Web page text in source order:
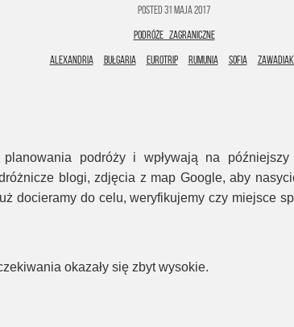
Posted 31 maja 2017
PODRÓŻE ZAGRANICZNE
ALEXANDRIA BUŁGARIA EUROTRIP RUMUNIA SOFIA
podróży i wpływają na
blogi, zdjęcia z map Google, aby
docieramy do celu, weryfikujemy czy miejsce
okazały się zbyt wysokie.